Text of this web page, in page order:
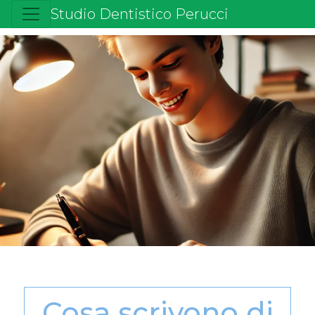
Studio Dentistico Perucci